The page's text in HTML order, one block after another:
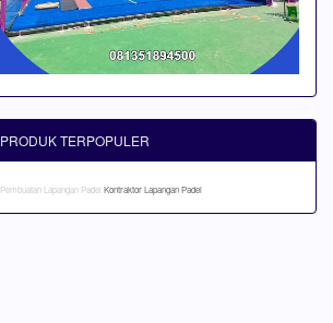
PRODUK TERPOPULER
Pembuatan Lapangan Padel Kontraktor Lapangan Padel